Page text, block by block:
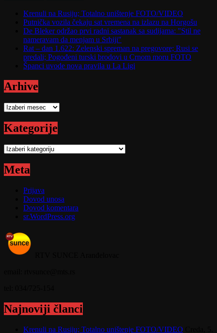
Krenuli na Rusiju; Totalno uništenje FOTO/VIDEO
Putnička vozila čekaju sat vremena na izlazu na Horgošu
De Bleker održao prvi radni sastanak sa sudijama: "Stil ne
nameravam da menjam u Srbiji"
Rat – dan 1.622: Zelenski spreman na pregovore; Rusi se
predali; Pogođeni turski brodovi u Crnom moru FOTO
Španci uvode nova pravila u La Ligi
Arhive
Arhive
Kategorije
Kategorije
Meta
Prijava
Dovod unosa
Dovod komentara
sr.WordPress.org
Najnoviji članci
Krenuli na Rusiju; Totalno uništenje FOTO/VIDEO